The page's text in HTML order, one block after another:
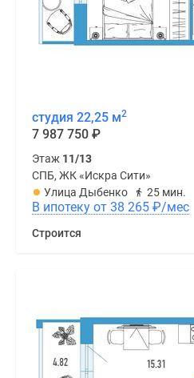
студия 22,25 м2
7 987 750 ₽
Этаж 11/13
СПБ, ЖК «Искра Сити»
Улица Дыбенко
25 мин.
В ипотеку от 38 265 ₽/мес
Строится